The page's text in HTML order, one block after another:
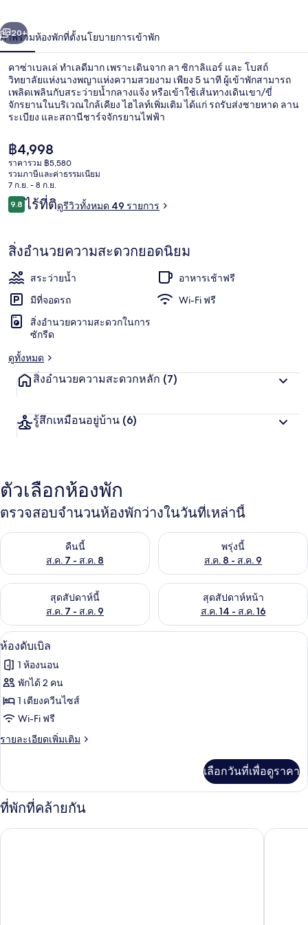
า
ถัดไป
20+
ภาพรวมห้องพักที่ตั้งนโยบายการเข้าพัก
คาซ่าเบลเล่ ทำเลดีมาก เพราะเดินจาก ลา ซิกาลิแอร์ และ โบสถ์
วิทยาลัยแห่งนางพญาแห่งความสวยงาม เพียง 5 นาที ผู้เข้าพักสามารถ
เพลิดเพลินกับสระว่ายน้ำกลางแจ้ง หรือเข้าใช้เส้นทางเดินเขา/ขี่
จักรยานในบริเวณใกล้เคียง ไฮไลท์เพิ่มเติม ได้แก่ รถรับส่งชายหาด ลาน
ระเบียง และสถานีชาร์จจักรยานไฟฟ้า
ราคา
ปัจจุบัน
฿4,998
฿4,998
ราคารวม ฿5,580
รวมภาษีและค่าธรรมเนียม
7 ก.ย. - 8 ก.ย.
รีวิว
9.89.8 จาก 10
ไร้ที่ติดูรีวิวทั้งหมด 49 รายการ
สิ่งอำนวยความสะดวกยอดนิยม
สระว่ายน้ำ
อาหารเช้าฟรี
มีที่จอดรถ
Wi-Fi ฟรี
สิ่งอำนวยความสะดวกในการ
ซักรีด
ดูทั้งหมด
สิ่งอำนวยความสะดวกหลัก (7)
รู้สึกเหมือนอยู่บ้าน (6)
ตัวเลือกห้องพัก
ตรวจสอบจำนวนห้องพักว่างในวันที่เหล่านี้
คืนนี้
ส.ค. 7 - ส.ค. 8
ตรวจสอบจำนวนห้องพักว่างในคืนนี้ ส.ค. 7 - ส.ค. 8พรุ่งนี้
ส.ค. 8 - ส.ค. 9
ตรวจสอบจำนวนห้องพักว่างใน
สุดสัปดาห์นี้
ส.ค. 7 - ส.ค. 9
ตรวจสอบจำนวนห้องพักว่างในสุดสัปดาห์นี้ ส.ค. 7 - ส.ค. 9
สุดสัปดาห์หน้า
ส.ค. 14 - ส.ค. 16
ตรวจสอบจำนวนห้องพักว่างใน
เปิด
ภาพถ่าย
ทั้งหมด
ของ
ห้อง
ดับเบิล
ห้องดับเบิล | โต๊ะทำงาน, Wi-Fi ฟรี, ผ้า
11
ห้องดับเบิล
1 ห้องนอน
พักได้ 2 คน
1 เตียงควีนไซส์
Wi-Fi ฟรี
รายละเอียดเพิ่มเติม
ราย
เกี่ยว
กับ
ห้อง
ดับเบิล
เลือกวันที่เพื่อดูราคา
ที่พักที่คล้ายกัน
โรงแรมอัลบิซซิอา Hôtel